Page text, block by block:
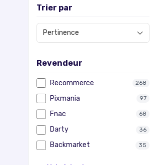
Trier par
Revendeur
Recommerce 268
Pixmania 97
Fnac 68
Darty 36
Backmarket 35